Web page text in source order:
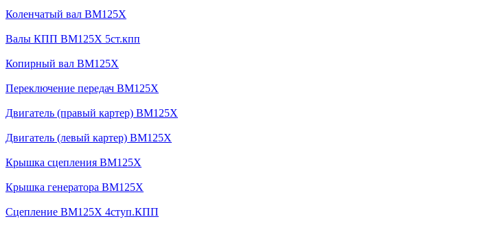
Коленчатый вал BM125X
Валы КПП BM125X 5ст.кпп
Копирный вал BM125X
Переключение передач BM125X
Двигатель (правый картер) BM125X
Двигатель (левый картер) BM125X
Крышка сцепления BM125X
Крышка генератора BM125X
Сцепление BM125X 4ступ.КПП